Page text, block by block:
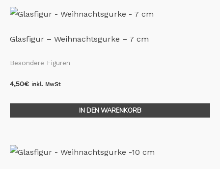
Glasfigur – Weihnachtsgurke – 7 cm
Besondere Figuren
4,50€ inkl. MwSt
IN DEN WARENKORB